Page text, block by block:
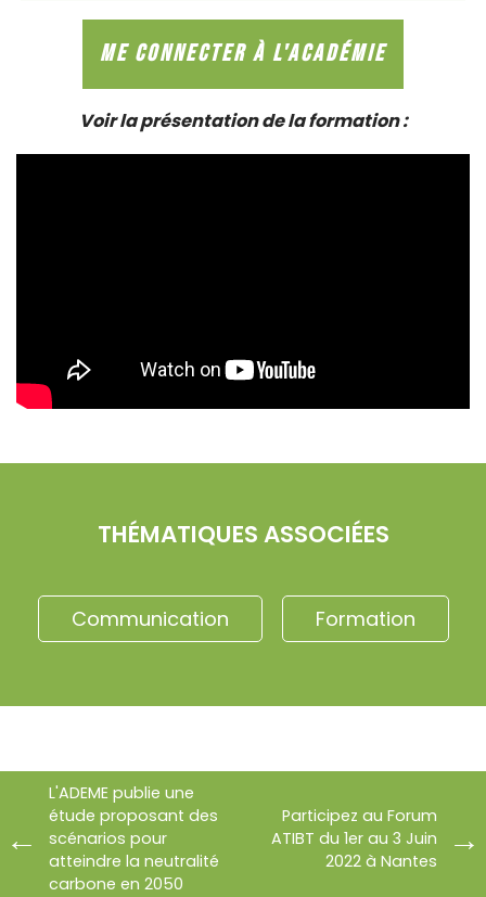
Me connecter à l'ACAdÉMIe
Voir la présentation de la formation :
THÉMATIQUES ASSOCIÉES
Communication Formation
L'ADEME publie une
étude proposant des
scénarios pour
atteindre la neutralité
carbone en 2050
Participez au Forum
ATIBT du 1er au 3 Juin
2022 à Nantes